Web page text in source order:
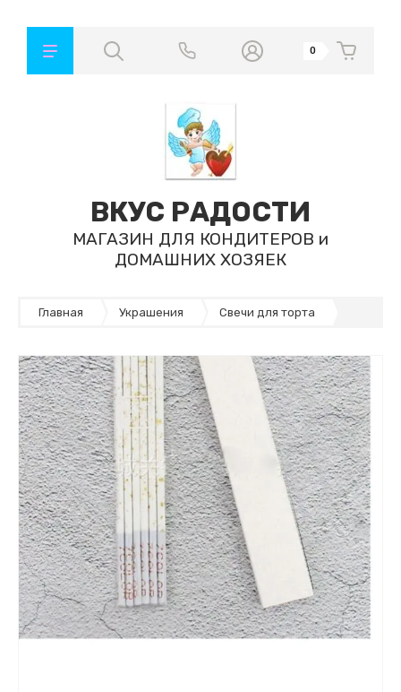
ВКУС РАДОСТИ
МАГАЗИН ДЛЯ КОНДИТЕРОВ и
ДОМАШНИХ ХОЗЯЕК
0
Главная Украшения Свечи для торта